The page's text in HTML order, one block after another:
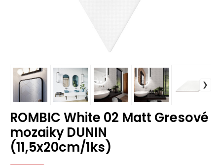
ROMBIC White 02 Matt Gresové
mozaiky DUNIN
(11,5x20cm/1ks)